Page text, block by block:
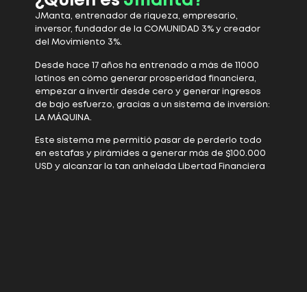
JManta, entrenador de riqueza, empresario,
inversor, fundador de la COMUNIDAD 3% y creador
del Movimiento 3%.
Desde hace 17 años ha entrenado a más de 11000
latinos en cómo generar prosperidad financiera,
empezar a invertir desde cero y generar ingresos
de bajo esfuerzo, gracias a un sistema de inversión:
LA MÁQUINA.
Este sistema me permitió pasar de perderlo todo
en estafas y pirámides a generar más de $100.000
USD y alcanzar la tan anhelada Libertad Financiera